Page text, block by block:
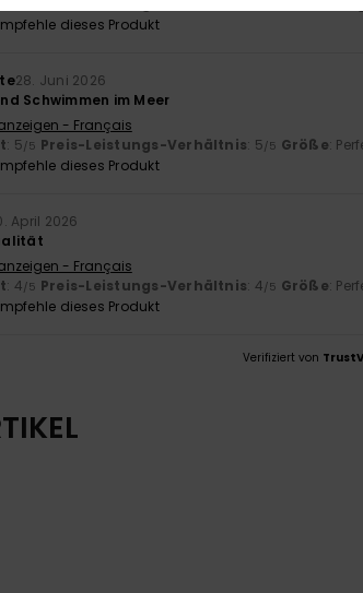
dieses Produkt
28. Juni 2026
Schwimmen im Meer
- Français
: 5/5 Preis-Leistungs-Verhältnis: 5/5 Größe:
dieses Produkt
April 2026
- Français
: 4/5 Preis-Leistungs-Verhältnis: 4/5 Größe:
dieses Produkt
Verifiziert von